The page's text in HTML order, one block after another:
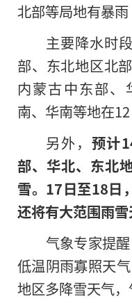
北部等局地有暴雨
主要降水时
部、东北地区北
内蒙古中东部、
南、华南等地在12
另外， 预计
部、华北、东北
雪。17日至18日
还将有大范围雨雪
气象专家提
低温阴雨寡照天
地区多降雪天气，